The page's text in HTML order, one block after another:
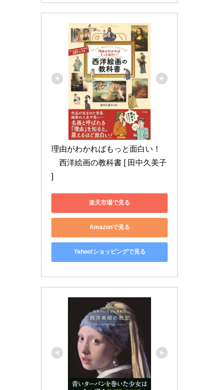
理由がわかればもっと面白い！
西洋絵画の教科書 [ 田中久美子
]
楽天市場で見る
Amazonで見る
Yahoo!ショッピングで見る